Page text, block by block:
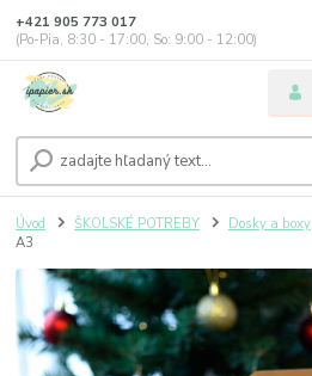
+421 905 773 017
(Po-Pia, 8:30 - 17:00, So: 9:00 - 12:00)
Úvod ŠKOLSKÉ POTREBY Dosky a boxy
A3